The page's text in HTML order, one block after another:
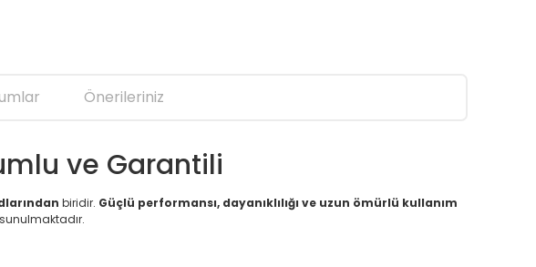
Önerileriniz
ve Garantili
biridir. Güçlü performansı, dayanıklılığı ve uzun ömürlü kullanım